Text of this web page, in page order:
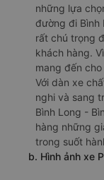
những lựa
đường đi Bình
rất chú trọng
khách hàng.
mang đến
Với dàn xe
nghi và sang
Bình Long -
hàng những
trong suốt
b. Hình ảnh xe